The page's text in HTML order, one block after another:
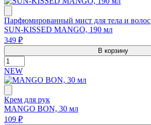
Парфюмированный мист для тела и волос
SUN-KISSED MANGO, 190 мл
349 ₽
В корзину
NEW
Крем для рук
MANGO BON, 30 мл
109 ₽